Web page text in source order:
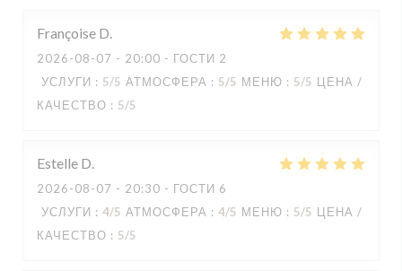
Françoise D
2026-08-07 - 20:00 - ГОСТИ 2
УСЛУГИ : 5/5 АТМОСФЕРА : 5/5 МЕНЮ : 5/5 ЦЕНА /
КАЧЕСТВО : 5/5
Estelle D
2026-08-07 - 20:30 - ГОСТИ 6
УСЛУГИ : 4/5 АТМОСФЕРА : 4/5 МЕНЮ : 5/5 ЦЕНА /
КАЧЕСТВО : 5/5